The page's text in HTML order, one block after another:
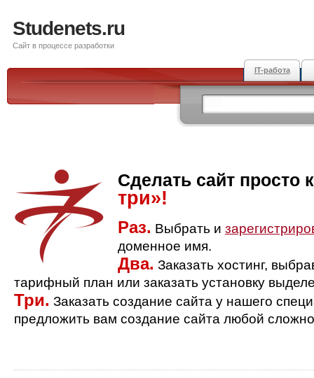
Studenets.ru
Сайт в процессе разработки
IT-работа
Сделать сайт просто
три»!
Раз. Выбрать и
доменное имя.
Два. Заказать хостинг,
тарифный план или заказать установку
Три. Заказать создание сайта у нашего
предложить вам создание сайта любой